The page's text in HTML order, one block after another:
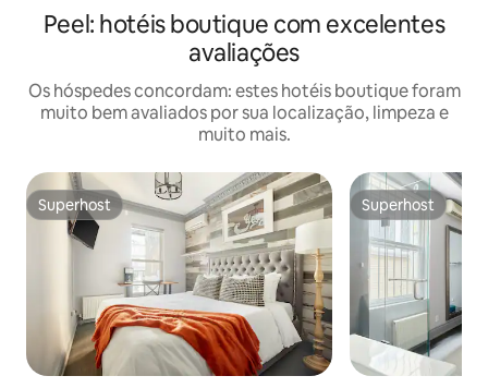
Peel: hotéis boutique com excelentes
avaliações
Os hóspedes concordam: estes hotéis boutique foram
muito bem avaliados por sua localização, limpeza e
muito mais.
Superhost
Superhost Superhost
Superhost